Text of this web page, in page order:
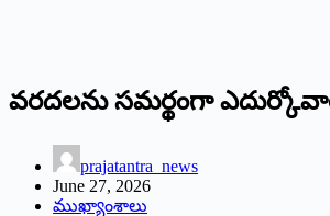
వరదలను సమర్థంగా
prajatantra_news
June 27, 2026
ముఖ్యాంశాలు